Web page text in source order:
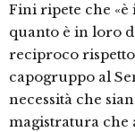
Fini ripete che
quanto è in loro
reciproco
capogruppo al
necessità che
magistratura che